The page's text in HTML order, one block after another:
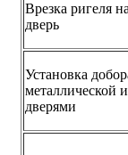
Врезка ригеля
дверь
Установка
металлической
дверями